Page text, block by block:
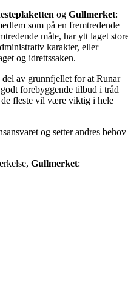
og Gullmerket:
som på en fremtredende
måte, har ytt laget
karakter, eller
og idrettssaken.
av grunnfjellet for at Runar
forebyggende tilbud i tråd
fleste vil være viktig i hele
og setter andres behov
Gullmerket: